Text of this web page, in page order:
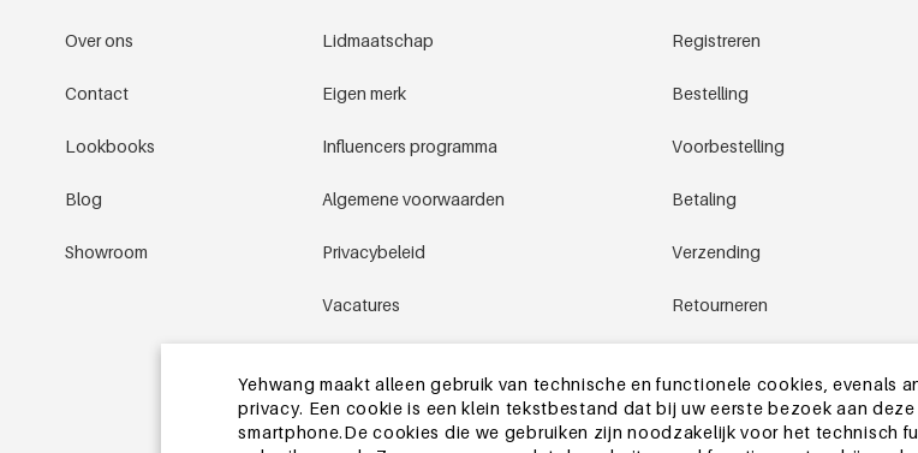
Yehwang maakt alleen gebruik van technische en functionele cookies, evenals
privacy. Een cookie is een klein tekstbestand dat bij uw eerste bezoek aan
smartphone.De cookies die we gebruiken zijn noodzakelijk voor het technisch
Over ons
Contact
Lookbooks
Blog
Showroom
Lidmaatschap
Eigen merk
Influencers programma
Algemene voorwaarden
Privacybeleid
Vacatures
Sitemap
Registreren
Bestelling
Voorbestelling
Betaling
Verzending
Retourneren
Andere vragen